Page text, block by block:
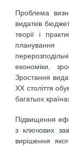
Проблема
видатків
теорії і
економіки,
Зростання
ХХ століття
багатьох
Підвищення
з ключових
вирішення